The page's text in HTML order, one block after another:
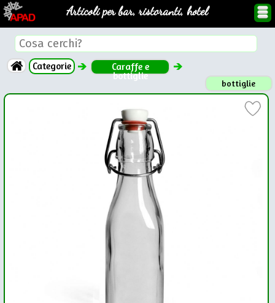
Articoli per bar, ristoranti, hotel
Categorie Caraffe e
bottiglie
bottiglie